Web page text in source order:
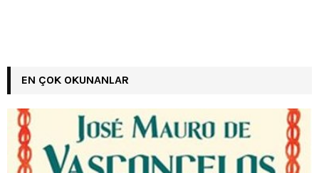
EN ÇOK OKUNANLAR